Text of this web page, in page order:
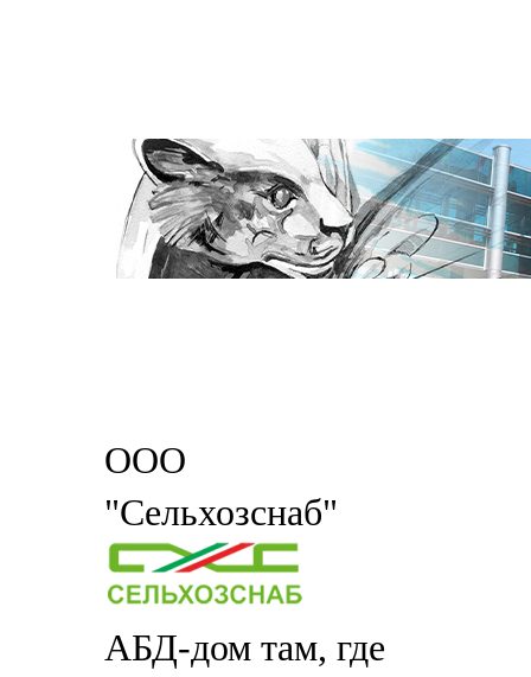
ООО
"Сельхозснаб"
АБД-дом там, где